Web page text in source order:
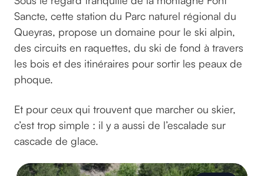
Sancte, cette station du Parc naturel régional du
Queyras, propose un domaine pour le ski alpin,
des circuits en raquettes, du ski de fond à travers
les bois et des itinéraires pour sortir les peaux de
phoque.
Et pour ceux qui trouvent que marcher ou skier,
c’est trop simple : il y a aussi de l’escalade sur
cascade de glace.